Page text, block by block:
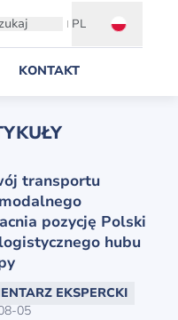
PL
KONTAKT
transportu
pozycję Polski
hubu
EKSPERCKI
05